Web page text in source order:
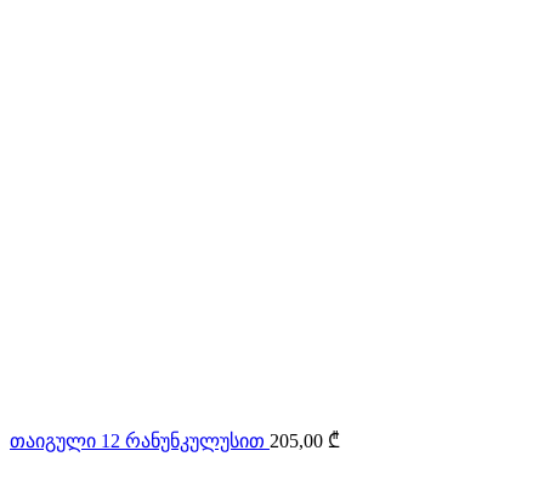
თაიგული 12 რანუნკულუსით 205,00 ₾